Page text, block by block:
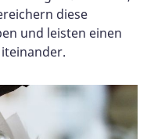
diese
und leisten einen